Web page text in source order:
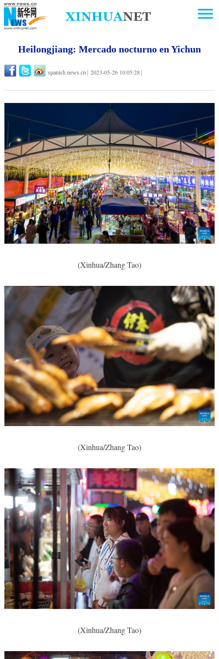
Heilongjiang: Mercado nocturno en Yichun
spanish.news.cn 2023-05-26 10:05:28
(Xinhua/Zhang Tao)
(Xinhua/Zhang Tao)
(Xinhua/Zhang Tao)